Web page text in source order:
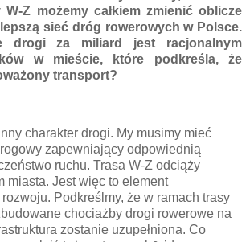
W-Z możemy całkiem zmienić oblicze
sieć dróg rowerowych w Polsce.
drogi za miliard jest racjonalnym
w mieście, które podkreśla, że
transport?
charakter drogi. My musimy mieć
zapewniający odpowiednią
ruchu. Trasa W-Z odciąży
miasta. Jest więc to element
Podkreślmy, że w ramach trasy
chociażby drogi rowerowe na
zostanie uzupełniona. Co